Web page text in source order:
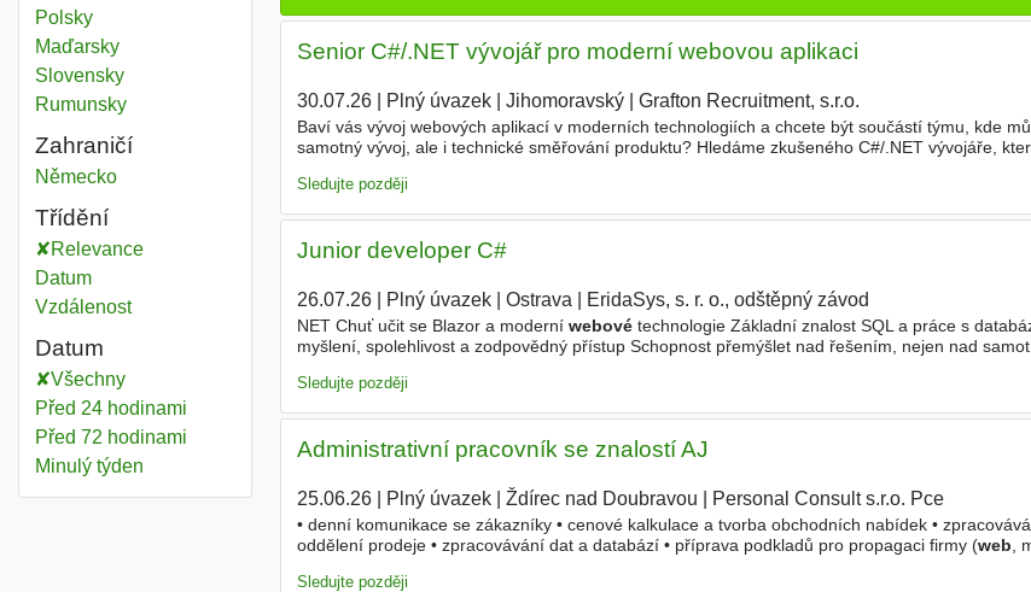
Polsky
Maďarsky
Slovensky
Rumunsky
Zahraničí
Web development program
Německo
Třídění
Relevance
Datum
Vzdálenost
Datum
Všechny
Před 24 hodinami
Před 72 hodinami
Minulý týden
Senior C#/.NET vývojář pro moderní webovou aplikaci
30.07.26| Plný úvazek| Jihomoravský| Grafton Recruitment, s.r.o.
Baví vás vývoj webových aplikací v moderních technologiích a chcete být součástí týmu, kde
samotný vývoj, ale i technické směřování produktu? Hledáme zkušeného C#/.NET vývojáře,
Sledujte později
Junior developer C#
26.07.26| Plný úvazek| Ostrava| EridaSys, s. r. o., odštěpný závod
NET Chuť učit se Blazor a moderní webovétechnologie Základní znalost SQL a práce s
myšlení, spolehlivost a zodpovědný přístup Schopnost přemýšlet nad řešením, nejen nad
Sledujte později
Administrativní pracovník se znalostí AJ
25.06.26| Plný úvazek| Ždírec nad Doubravou Personal Consult s.r.o. Pce
• denní komunikace se zákazníky • cenové kalkulace a tvorba obchodních nabídek •
oddělení prodeje • zpracovávání dat a databází • příprava podkladů pro propagaci firmy (web,
Sledujte později